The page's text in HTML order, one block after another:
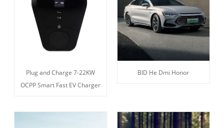
Plug and Charge 7-22KW
OCPP Smart Fast EV Charger
BID He Dmi Honor